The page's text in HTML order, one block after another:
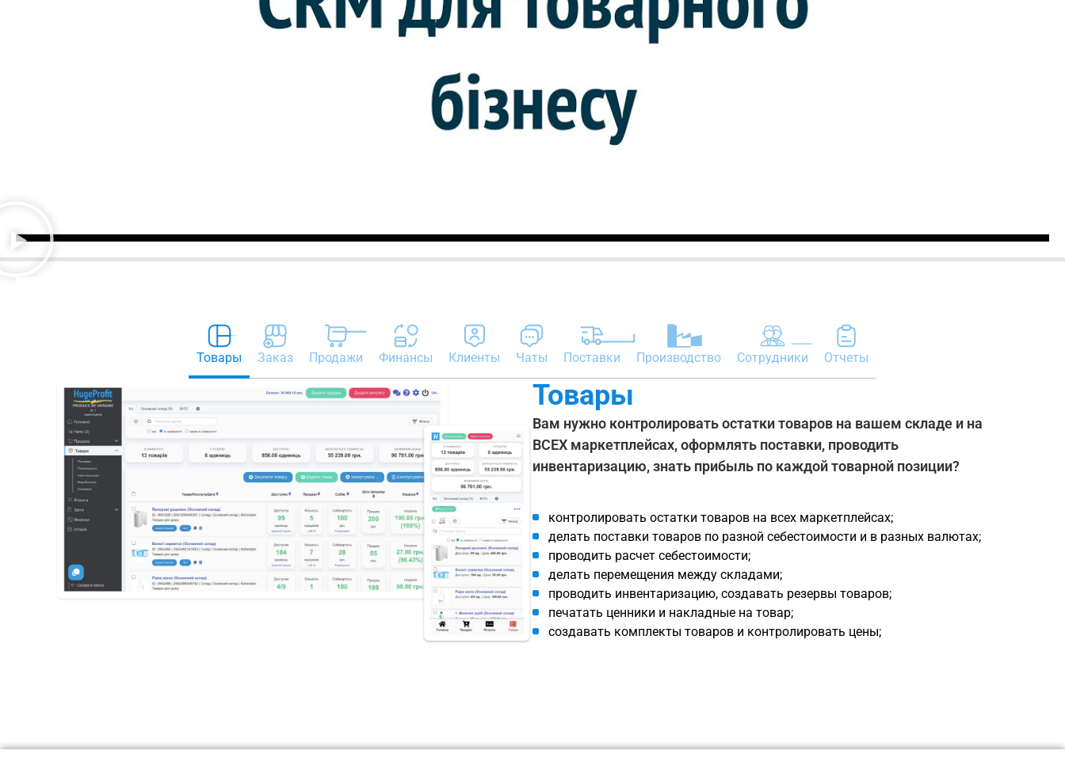
Товары Заказ Продажи Финансы Клиенты Чаты Поставки Производство Сотрудники Отчеты
Товары
Вам нужно контролировать остатки товаров на вашем складе и на
ВСЕХ маркетплейсах, оформлять поставки, проводить
инвентаризацию, знать прибыль по каждой товарной позиции?
контролировать остатки товаров на всех маркетплейсах;
делать поставки товаров по разной себестоимости и в разных валютах;
проводить расчет себестоимости;
делать перемещения между складами;
проводить инвентаризацию, создавать резервы товаров;
печатать ценники и накладные на товар;
создавать комплекты товаров и контролировать цены;